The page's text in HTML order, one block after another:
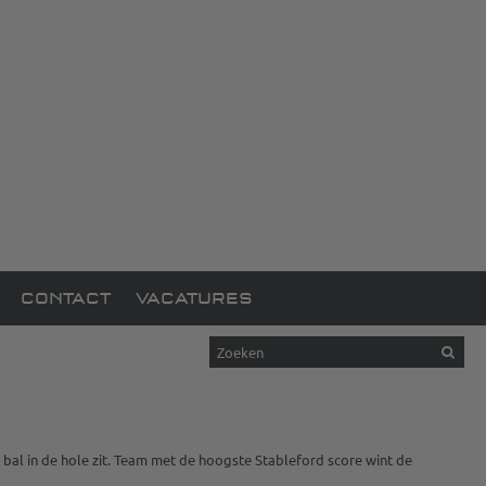
CONTACT VACATURES
in de hole zit. Team met de hoogste Stableford score wint de